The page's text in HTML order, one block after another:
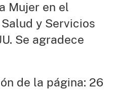
Mujer en el
y Servicios
Se agradece
de la página: 26